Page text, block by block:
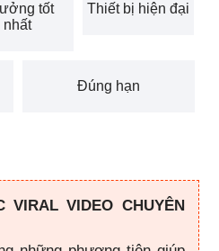
tốt
nhất
Thiết bị hiện đại
Đúng hạn
VIRAL VIDEO CHUYÊN